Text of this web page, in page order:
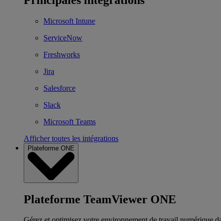
Microsoft Intune
ServiceNow
Freshworks
Jira
Salesforce
Slack
Microsoft Teams
Afficher toutes les intégrations
Plateforme ONE
Plateforme TeamViewer ONE